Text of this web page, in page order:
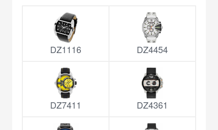
DZ1116 DZ4454
DZ7411 DZ4361